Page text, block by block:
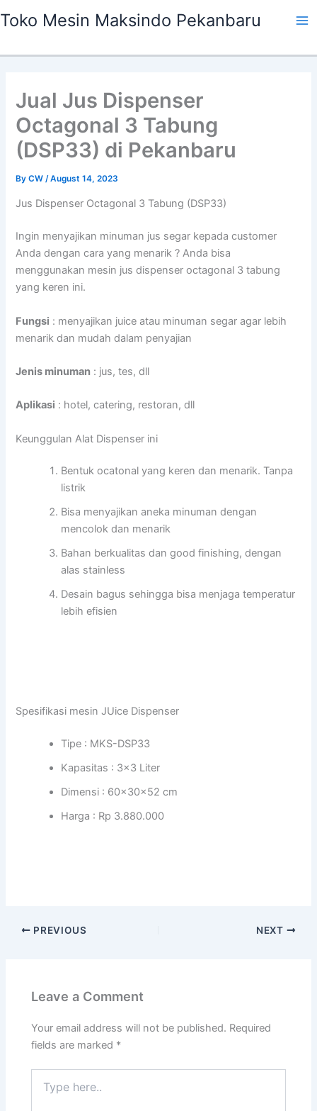
to
Toko Mesin Maksindo Pekanbaru
Jual Jus Dispenser
Octagonal 3 Tabung
(DSP33) di Pekanbaru
ByCW /August 14, 2023
Jus Dispenser Octagonal 3 Tabung (DSP33)
Ingin menyajikan minuman jus segar kepada customer
Anda dengan cara yang menarik ? Anda bisa
menggunakan mesin jus dispenser octagonal 3 tabung
yang keren ini.
Fungsi : menyajikan juice atau minuman segar agar lebih
menarik dan mudah dalam penyajian
Jenis minuman : jus, tes, dll
Aplikasi : hotel, catering, restoran, dll
Keunggulan Alat Dispenser ini
Bentuk ocatonal yang keren dan menarik. Tanpa
listrik
Bisa menyajikan aneka minuman dengan
mencolok dan menarik
Bahan berkualitas dan good finishing, dengan
alas stainless
Desain bagus sehingga bisa menjaga temperatur
lebih efisien
Spesifikasi mesin JUice Dispenser
Tipe : MKS-DSP33
Kapasitas : 3×3 Liter
Dimensi : 60x30x52 cm
Harga : Rp 3.880.000
PREVIOUS NEXT
Leave a Comment
Your email address will not be published. Required
fields are marked *
here..